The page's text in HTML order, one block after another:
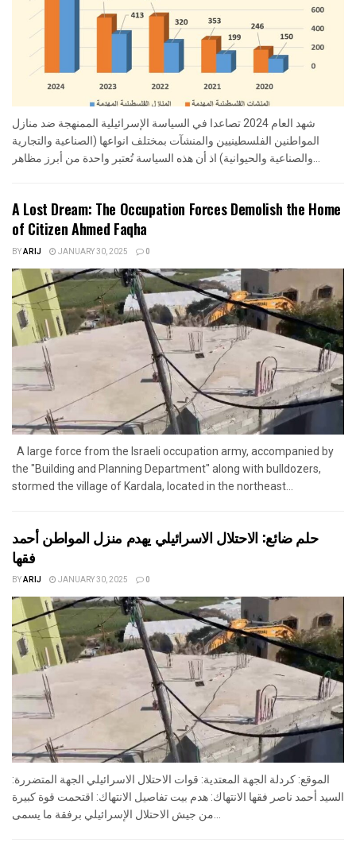
شهد العام 2024 تصاعدا في السياسة الإسرائيلية الممنهجة ضد منازل
المواطنين الفلسطينيين والمنشآت بمختلف انواعها (الصناعية والتجارية
والصناعية والحيوانية) اذ أن هذه السياسة تُعتبر واحدة من أبرز مظاهر...
A Lost Dream: The Occupation Forces Demolish the Home
of Citizen Ahmed Faqha
BYARIJ JANUARY 30, 2025 0
A large force from the Israeli occupation army, accompanied by
the "Building and Planning Department" along with bulldozers,
stormed the village of Kardala, located in the northeast...
حلم ضائع: الاحتلال الاسرائيلي يهدم منزل المواطن أحمد
فقها
BYARIJ JANUARY 30, 2025 0
الموقع: كردلة الجهة المعتدية: قوات الاحتلال الاسرائيلي الجهة المتضررة:
السيد أحمد ناصر فقها الانتهاك: هدم بيت تفاصيل الانتهاك: اقتحمت قوة كبيرة
من جيش الاحتلال الإسرائيلي برفقة ما يسمى...